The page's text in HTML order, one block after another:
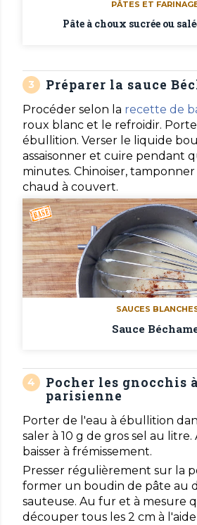
PÂTES ET
Pâte à choux sucrée ou
Préparer la sauce
Procéder selon la recette de
roux blanc et le refroidir.
ébullition. Verser le liquide
assaisonner et cuire pendant
minutes. Chinoiser,
chaud à couvert.
SAUCES
Sauce
Pocher les gnocchis
parisienne
Porter de l'eau à ébullition
saler à 10 g de gros sel au
baisser à frémissement.
Presser régulièrement sur la
former un boudin de pâte au
sauteuse. Au fur et à mesure
découper tous les 2 cm à